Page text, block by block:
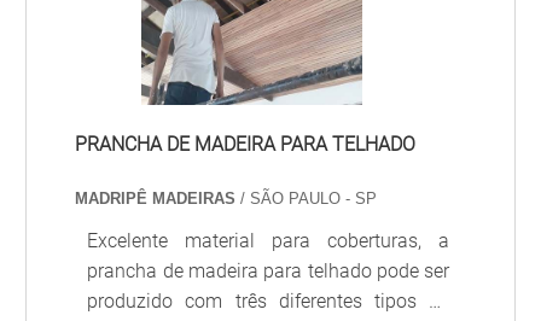
internos.Porta de entrada branca
laqueadaEsses modelo.
PRANCHA DE MADEIRA PARA TELHADO
MADRIPÊ MADEIRAS / SÃO PAULO - SP
Excelente material para coberturas, a
prancha de madeira para telhado pode ser
produzido com três diferentes tipos de